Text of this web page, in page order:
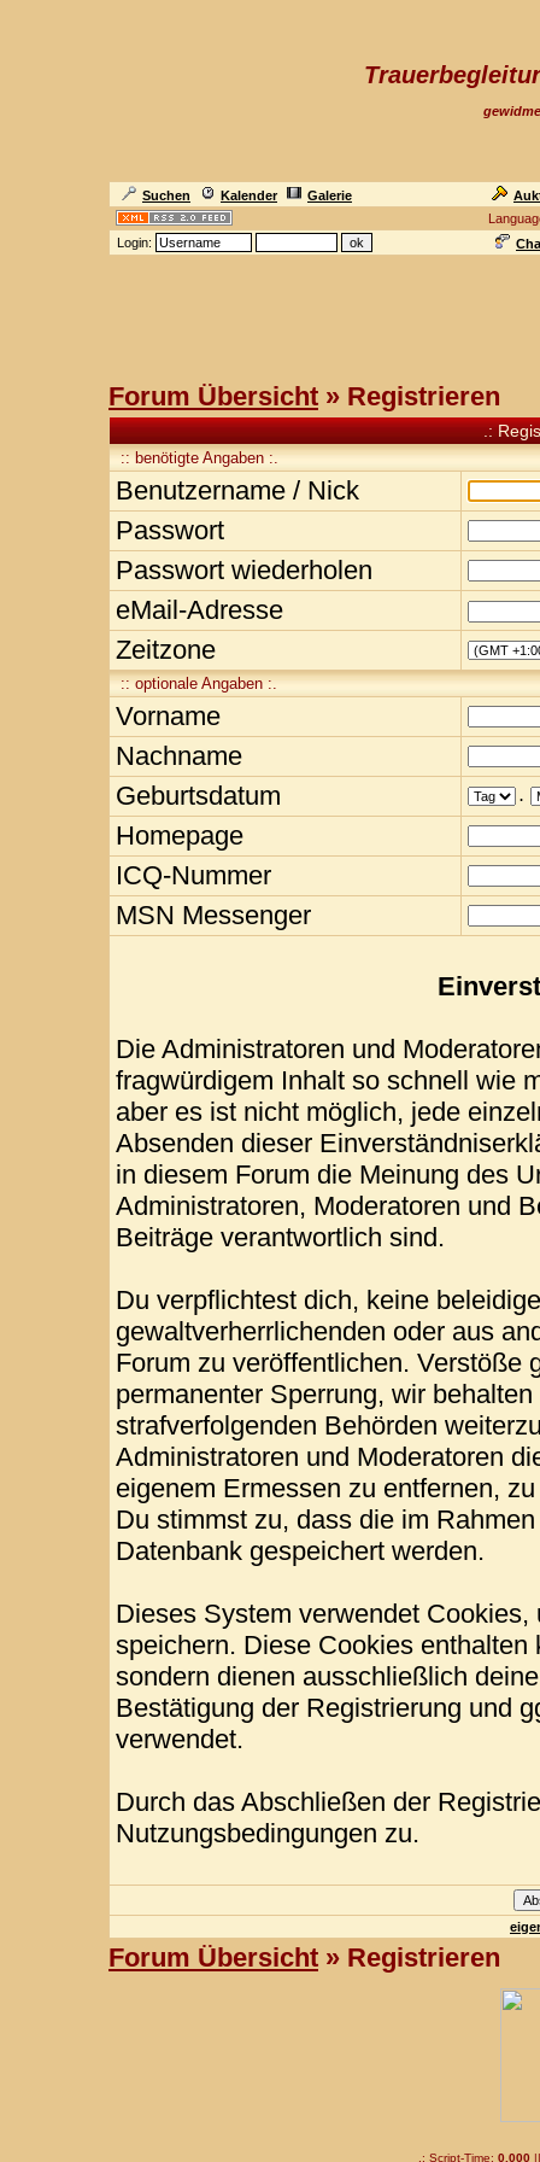
Suchen Kalender Galerie
Login:
Forum Übersicht » Registrieren
.:
:: benötigte Angaben :.
Benutzername / Nick
Passwort
Passwort wiederholen
eMail-Adresse
Zeitzone
:: optionale Angaben :.
Vorname
Nachname
Geburtsdatum
.
Homepage
ICQ-Nummer
MSN Messenger
Die Administratoren und
fragwürdigem Inhalt so schnell wie
aber es ist nicht möglich, jede
Absenden dieser
in diesem Forum die Meinung des
Administratoren, Moderatoren und
Beiträge verantwortlich sind.
Du verpflichtest dich, keine
gewaltverherrlichenden oder aus
Forum zu veröffentlichen. Verstöße
permanenter Sperrung, wir
strafverfolgenden Behörden
Administratoren und Moderatoren
eigenem Ermessen zu entfernen,
Du stimmst zu, dass die im
Datenbank gespeichert werden.
Dieses System verwendet
speichern. Diese Cookies
sondern dienen ausschließlich
Bestätigung der Registrierung und
verwendet.
Durch das Abschließen der
Nutzungsbedingungen zu.
Forum Übersicht » Registrieren
.: Script-Time: 0,000||